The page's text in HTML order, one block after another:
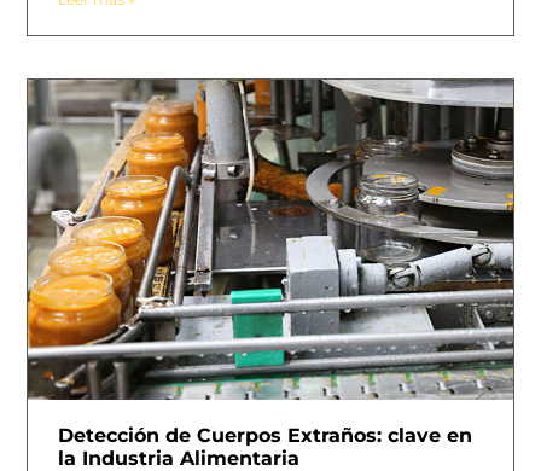
Detección de Cuerpos Extraños: clave en
la Industria Alimentaria